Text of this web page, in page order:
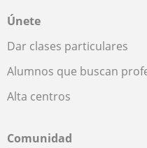
Únete
Dar clases particulares
Alumnos que buscan
Alta centros
Comunidad